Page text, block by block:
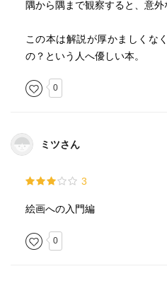
隅から隅まで観察すると、意外
この本は解説が厚かましくな
の？という人へ優しい本。
0
ミツさん
3
絵画への入門編
0